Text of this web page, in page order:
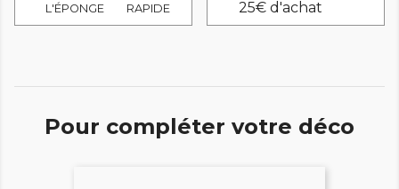
L'ÉPONGE
RAPIDE
25€ d'achat
Pour compléter votre déco